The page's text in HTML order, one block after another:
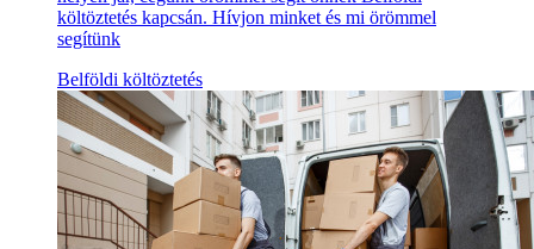
költöztetés kapcsán. Hívjon minket és mi örömmel
segítünk
Belföldi költöztetés